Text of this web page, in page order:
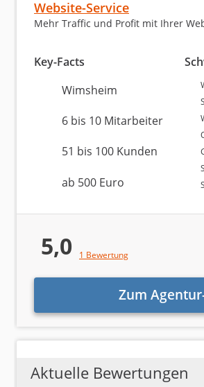
In diesem Abschnitt zeigen wir,
Bewertung der
Bewertungen auf
Rezensionen auf Google
Die Google-
über zahlreiche Einträge und
deutlich schwerer zu
Vorgehensweise bei
Für die Ermittlung der besten
Website-Service
Mehr Traffic und Profit mit Ihrer
Key-Facts
Wimsheim
6 bis 10 Mitarbeiter
51 bis 100 Kunden
ab 500 Euro
5,0 1 Bewertung
Zum
Aktuelle Bewertungen